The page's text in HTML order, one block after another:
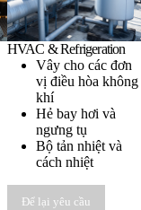
HVAC & Refrigeration
Vây cho các đơn
vị điều hòa không
khí
Hẻ bay hơi và
ngưng tụ
Bộ tản nhiệt và
cách nhiệt
Để lại yêu cầu